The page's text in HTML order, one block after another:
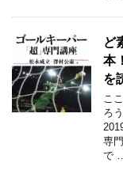
ど
本
を
こ
ろ
専
で